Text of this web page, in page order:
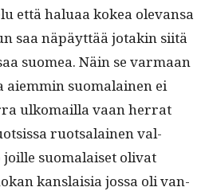
että halu­aa kokea ole­vansa
saa näpäyt­tää jotakin siitä
suomea. Näin se var­maan
aiem­min suo­ma­lainen ei
ulko­mail­la vaan her­rat
ruot­salainen val­
joille suo­ma­laiset oli­vat
kanslaisia jos­sa oli van­